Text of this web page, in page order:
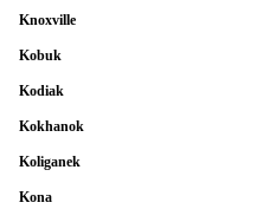
Knoxville
Kobuk
Kodiak
Kokhanok
Koliganek
Kona